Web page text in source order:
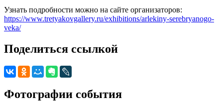
Узнать подробности можно на сайте организаторов:
https://www.tretyakovgallery.ru/exhibitions/arlekiny-serebryanogo-
veka/
Поделиться ссылкой
Фотографии события